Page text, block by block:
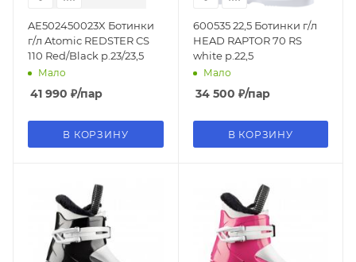
AE502450023X Ботинки
г/л Atomic REDSTER CS
110 Red/Black р.23/23,5
Мало
41 990 ₽/пар
В КОРЗИНУ
600535 22,5 Ботинки г/л
HEAD RAPTOR 70 RS
white р.22,5
Мало
34 500 ₽/пар
В КОРЗИНУ